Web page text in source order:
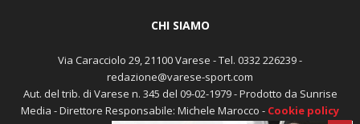
CHI SIAMO
Via Caracciolo 29, 21100 Varese - Tel. 0332 226239 -
redazione@varese-sport.com
Aut. del trib. di Varese n. 345 del 09-02-1979 - Prodotto da Sunrise
Media - Direttore Responsabile: Michele Marocco - Cookie policy